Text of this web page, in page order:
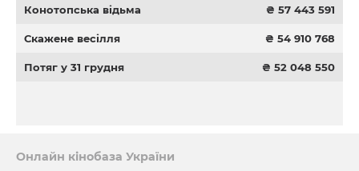
Конотопська відьма ₴ 57 443 591
Скажене весілля ₴ 54 910 768
Потяг у 31 грудня ₴ 52 048 550
Онлайн кінобаза України